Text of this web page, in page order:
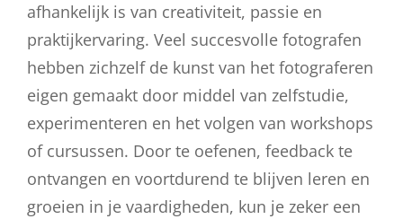
afhankelijk is van creativiteit, passie en
praktijkervaring. Veel succesvolle fotografen
hebben zichzelf de kunst van het fotograferen
eigen gemaakt door middel van zelfstudie,
experimenteren en het volgen van workshops
of cursussen. Door te oefenen, feedback te
ontvangen en voortdurend te blijven leren en
groeien in je vaardigheden, kun je zeker een